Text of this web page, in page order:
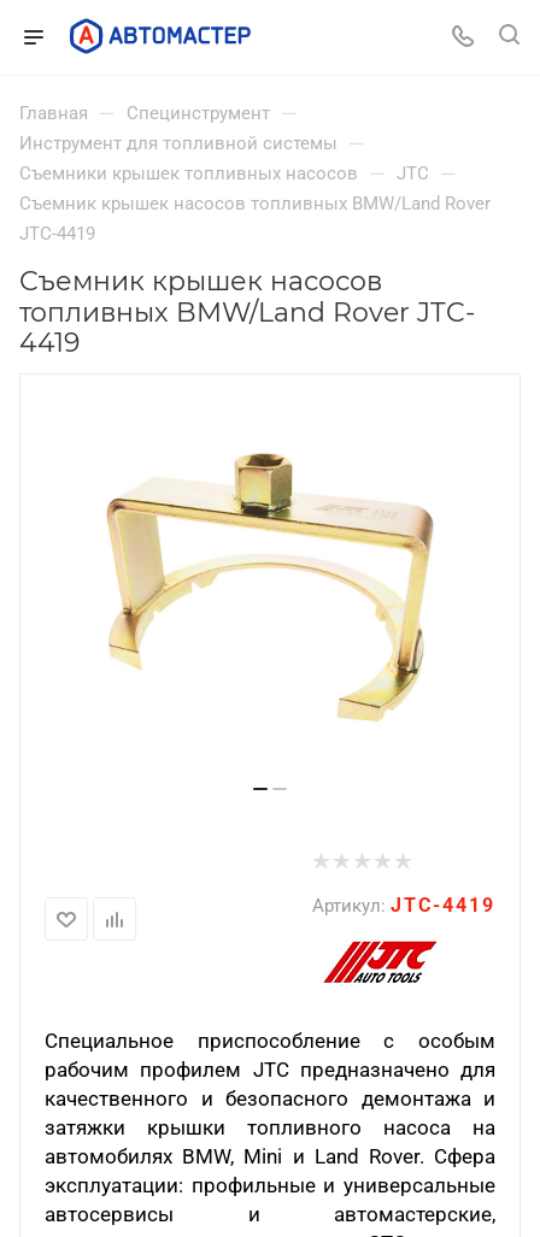
Главная — Специнструмент —
Инструмент для топливной системы —
Съемники крышек топливных насосов — JTC —
Съемник крышек насосов топливных BMW/Land Rover
JTC-4419
Съемник крышек насосов
топливных BMW/Land Rover JTC-
4419
Артикул: JTC-4419
Специальное приспособление с особым
рабочим профилем JTC предназначено для
качественного и безопасного демонтажа и
затяжки крышки топливного насоса на
автомобилях BMW, Mini и Land Rover. Сфера
эксплуатации: профильные и универсальные
автосервисы и автомастерские,